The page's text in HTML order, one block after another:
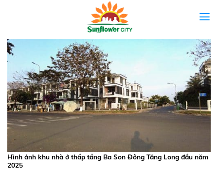
Hình ảnh khu nhà ở thấp tầng Ba Son Đông Tăng Long đầu năm
2025